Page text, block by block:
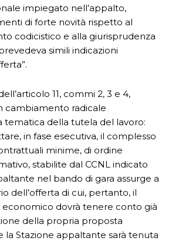
impiegato nell’appalto,
di forte novità rispetto al
codicistico e alla giurisprudenza
simili indicazioni
11, commi 2, 3 e 4,
cambiamento radicale
tematica della tutela del lavoro:
in fase esecutiva, il complesso
minime, di ordine
stabilite dal CCNL indicato
nel bando di gara assurge a
dell’offerta di cui, pertanto, il
dovrà tenere conto già
della propria proposta
la Stazione appaltante sarà tenuta